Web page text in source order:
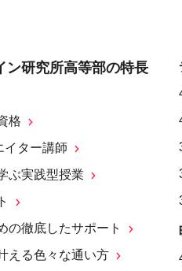
ン研究所高等部の特長
格
イター講師
ぶ実践型授業
の徹底したサポート
える⾊々な通い⽅